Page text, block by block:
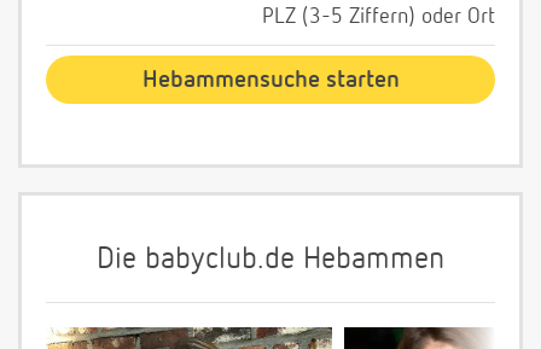
PLZ (3-5 Ziffern) oder Ort
Die babyclub.de Hebammen